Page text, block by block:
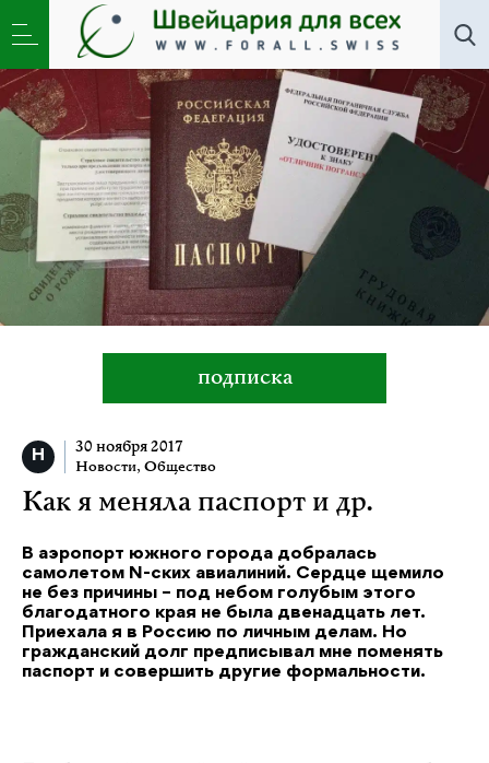
Новости ,Общество»Как я меняла паспорт и др.
подписка
30 ноября 2017
Новости, Общество
Как я меняла паспорт и др.
В аэропорт южного города добралась
самолетом N-ских авиалиний. Сердце щемило
не без причины – под небом голубым этого
благодатного края не была двенадцать лет.
Приехала я в Россию по личным делам. Но
гражданский долг предписывал мне поменять
паспорт и совершить другие формальности.